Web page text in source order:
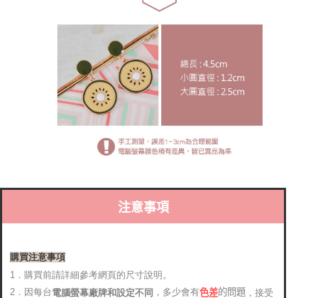
注意事項
購買注意事項
1．購買前請詳細參考網頁的尺寸說明。
2．因每台電腦螢幕廠牌和設定不同 ，多少會有色差的問題 ，接受